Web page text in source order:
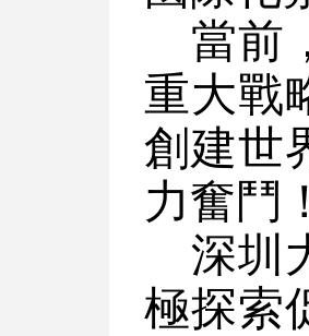
當前
重大戰
創建世
力奮鬥！
深圳
極探索